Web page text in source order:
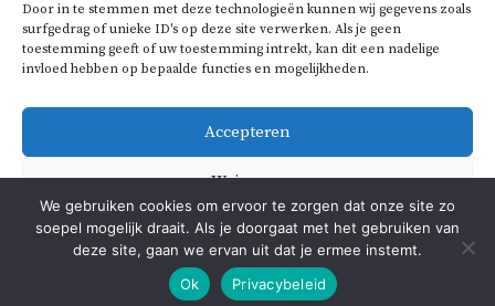
Door in te stemmen met deze technologieën kunnen wij gegevens zoals
surfgedrag of unieke ID's op deze site verwerken. Als je geen
toestemming geeft of uw toestemming intrekt, kan dit een nadelige
invloed hebben op bepaalde functies en mogelijkheden.
Accepteren
Weigeren
Bekijk voorkeuren
Cookiebeleid
Over ons
Privacybeleid
Algemene voorwaarden
© 2026 Notaris vergelijk
We gebruiken cookies om ervoor te zorgen dat onze site zo
soepel mogelijk draait. Als je doorgaat met het gebruiken van
deze site, gaan we ervan uit dat je ermee instemt.
Ok
Privacybeleid